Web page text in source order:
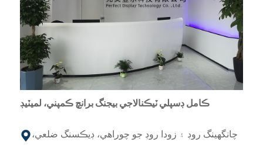
ڪامل ڊسپلي ٽيڪنالاجي بيجنگ برانچ ڪمپني، لميٽيڊ
چانگهينگ روڊ ۽ زودا روڊ جو چوراهي، ڊيڪسنگ ضلعي،